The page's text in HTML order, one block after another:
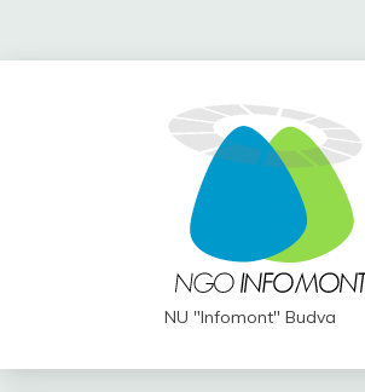
NU "Infomont" Budva